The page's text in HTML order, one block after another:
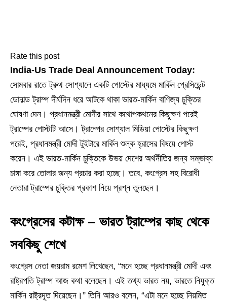
Rate this post
India-Us Trade Deal Announcement Today:
সোমবার রাতে ট্রুথ সোশ্যালে একটি পোস্টের মাধ্যমে মার্কিন প্রেসিডেন্ট
ডোনাল্ড ট্রাম্প দীর্ঘদিন ধরে আটকে থাকা ভারত-মার্কিন বাণিজ্য চুক্তির
ঘোষণা দেন। প্রধানমন্ত্রী মোদীর সাথে কথোপকথনের কিছুক্ষণ পরেই
ট্রাম্পের পোস্টটি আসে। ট্রাম্পের সোশ্যাল মিডিয়া পোস্টের কিছুক্ষণ
পরেই, প্রধানমন্ত্রী মোদী টুইটারে মার্কিন শুল্ক হ্রাসের বিষয়ে পোস্ট
করেন। এই ভারত-মার্কিন চুক্তিকে উভয় দেশের অর্থনীতির জন্য সম্ভাব্য
চাঙ্গা করে তোলার জন্য প্রচার করা হচ্ছে। তবে, কংগ্রেস সহ বিরোধী
নেতারা ট্রাম্পের চুক্তির প্রকাশ নিয়ে প্রশ্ন তুলছেন।
কংগ্রেসের কটাক্ষ – ভারত ট্রাম্পের কাছ থেকে
সবকিছু শেখে
কংগ্রেস নেতা জয়রাম রমেশ লিখেছেন, “মনে হচ্ছে প্রধানমন্ত্রী মোদী এবং
রাষ্ট্রপতি ট্রাম্প আজ কথা বলেছেন। এই তথ্য ভারত নয়, ভারতে নিযুক্ত
মার্কিন রাষ্ট্রদূত দিয়েছেন।” তিনি আরও বলেন, “এটা মনে হচ্ছে নিয়মিত